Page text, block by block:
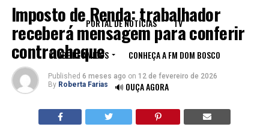
PORTAL DE NOTÍCIAS TV
CLUBE DE AMIGOS CONHEÇA A FM DOM BOSCO
🔊 OUÇA AGORA
Imposto de Renda: trabalhador
receberá mensagem para conferir
contracheque
Published 6 meses ago on 12 de fevereiro de 2026
By Roberta Farias